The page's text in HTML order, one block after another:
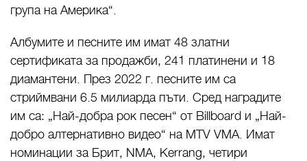
група на Америка“.
Албумите и песните им имат 48 златни
сертификата за продажби, 241 платинени и 18
диамантени. През 2022 г. песните им са
стриймвани 6.5 милиарда пъти. Сред наградите
им са: „Най-добра рок песен“ от Billboard и „Най-
добро алтернативно видео“ на MTV VMA. Имат
номинации за Брит, NMA, Kerrang, четири